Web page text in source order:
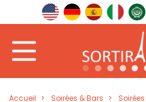
Accueil Soirées & Bars